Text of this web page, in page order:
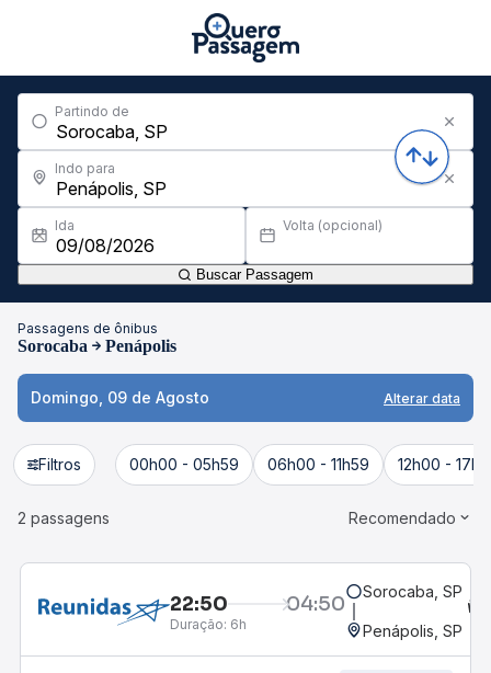
Partindo de
Indo para
Ida Volta (opcional)
Buscar Passagem
Passagens de ônibus
Sorocaba Penápolis
Domingo, 09 de Agosto Alterar data
Filtros 00h00 - 05h59 06h00 - 11h59 12h00 -
2 passagens Recomendado
22:50 04:50
Duração: 6h
Sorocaba, SP
Penápolis, SP